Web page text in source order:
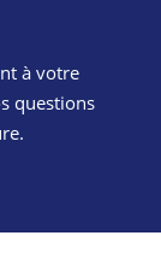
à votre
questions